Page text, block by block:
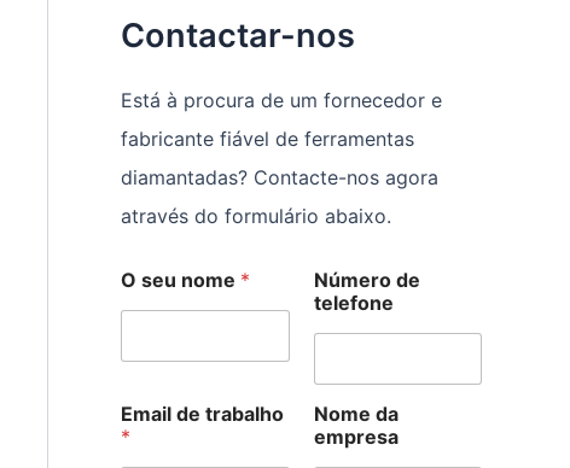
Contactar-nos
Está à procura de um fornecedor e
fabricante fiável de ferramentas
diamantadas? Contacte-nos agora
através do formulário abaixo.
O seu nome *
Número de
telefone
Email de trabalho
*
Nome da
empresa